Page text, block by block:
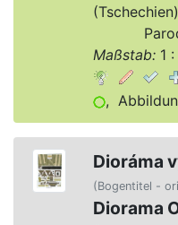
(Tschechien)
Maßstab:1 :
,
Dioráma
(Bogentitel -
Diorama